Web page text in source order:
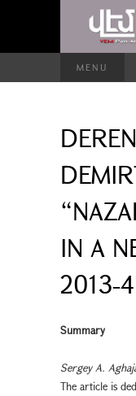
MENU
IN A
2013-4
Summary
Sergey A.
The article is